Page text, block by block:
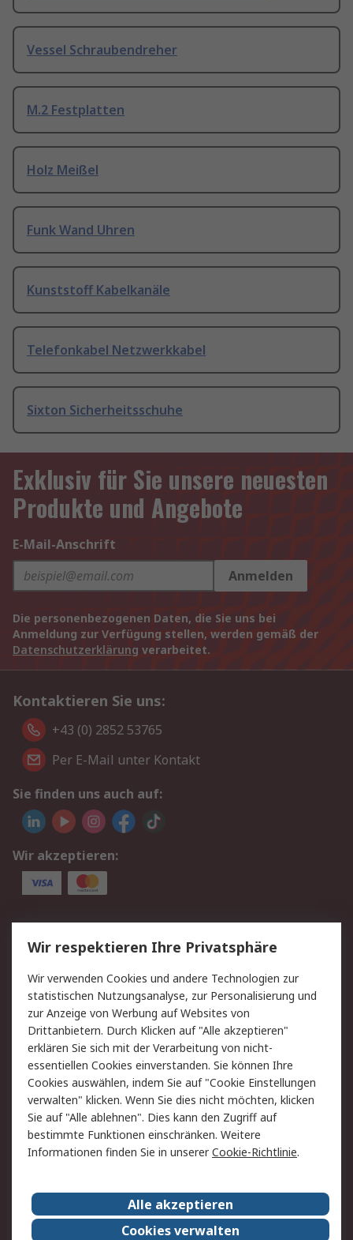
Vessel Schraubendreher
M.2 Festplatten
Holz Meißel
Funk Wand Uhren
Kunststoff Kabelkanäle
Telefonkabel Netzwerkkabel
Sixton Sicherheitsschuhe
Exklusiv für Sie unsere neuesten
Produkte und Angebote
E-Mail-Anschrift
Anmelden
Die personenbezogenen Daten, die Sie uns bei
Anmeldung zur Verfügung stellen, werden gemäß der
Datenschutzerklärung verarbeitet.
Kontaktieren Sie uns:
+43 (0) 2852 53765
Per E-Mail unter Kontakt
Sie finden uns auch auf:
Wir akzeptieren:
Service
Value Added Services
Lieferlösungen
Rücksendung/Entsorgung Kontakt
Hilfe
Rechtliches
RS Verkaufs- und
Lieferbedingungen
Datenschutz
Cookie-Richtlinie
Zahlungsbedingungen
Impressum
Webseite Konditionen
RS weltweit
Karriere bei RS
Nachhaltigkeit
Wir respektieren Ihre Privatsphäre
Wir verwenden Cookies und andere Technologien zur
statistischen Nutzungsanalyse, zur Personalisierung und
zur Anzeige von Werbung auf Websites von
Drittanbietern. Durch Klicken auf "Alle akzeptieren"
erklären Sie sich mit der Verarbeitung von nicht-
essentiellen Cookies einverstanden. Sie können Ihre
Cookies auswählen, indem Sie auf "Cookie Einstellungen
verwalten" klicken. Wenn Sie dies nicht möchten, klicken
Sie auf "Alle ablehnen". Dies kann den Zugriff auf
bestimmte Funktionen einschränken. Weitere
Informationen finden Sie in unsererCookie-Richtlinie.
Alle akzeptieren
Cookies verwalten